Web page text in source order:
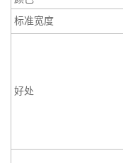
标准宽度
好处